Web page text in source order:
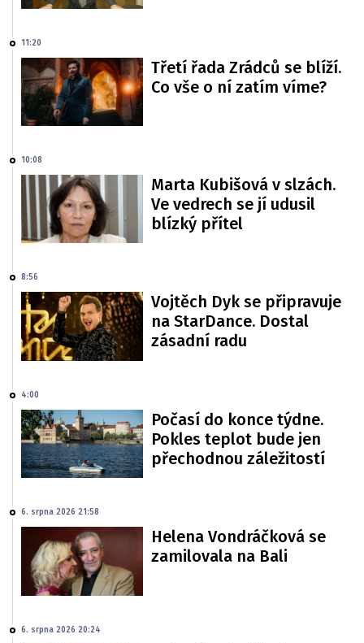
11:20
Třetí řada Zrádců se blíží.
Co vše o ní zatím víme?
10:08
Marta Kubišová v slzách.
Ve vedrech se jí udusil
blízký přítel
8:56
Vojtěch Dyk se připravuje
na StarDance. Dostal
zásadní radu
4:00
Počasí do konce týdne.
Pokles teplot bude jen
přechodnou záležitostí
6. srpna 2026 21:58
Helena Vondráčková se
zamilovala na Bali
6. srpna 2026 20:24